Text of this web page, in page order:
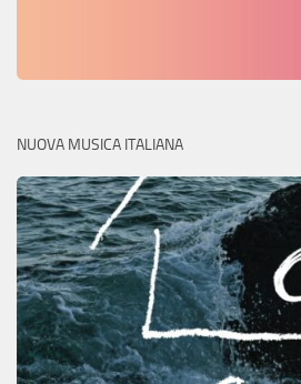
NUOVA MUSICA ITALIANA